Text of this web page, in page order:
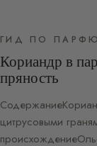
ГИД ПО
Кориандр в
пряность
цитрусовыми